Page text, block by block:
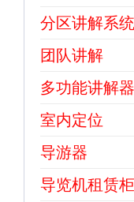
分区讲解系统
团队讲解
多功能讲解器
室内定位
导游器
导览机租赁柜